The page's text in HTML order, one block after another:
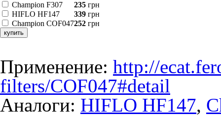
Champion F307 235 грн
HIFLO HF147
339 грн
Champion COF047252 грн
купить
Применение: http://
filters/COF047#detail
Аналоги: HIFLO HF147,